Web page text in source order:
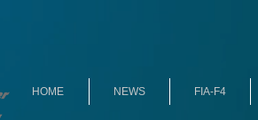
HOME NEWS FIA-F4